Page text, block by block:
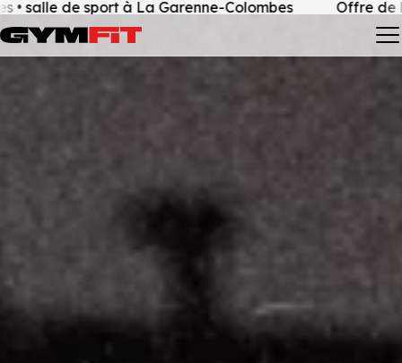
Colombes Offre de bienvenue • 4